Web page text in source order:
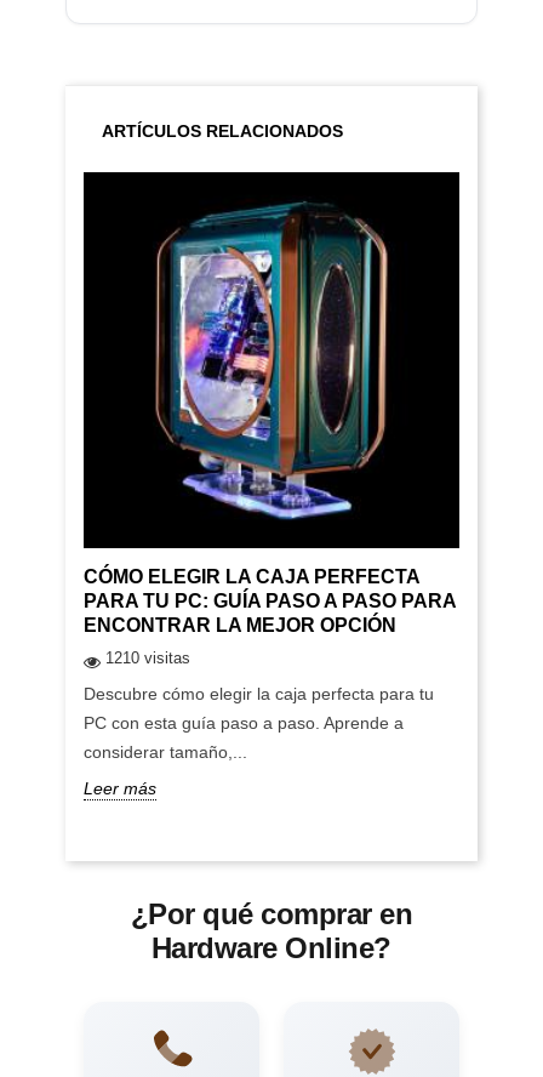
ARTÍCULOS RELACIONADOS
CÓMO ELEGIR LA CAJA PERFECTA
PARA TU PC: GUÍA PASO A PASO PARA
ENCONTRAR LA MEJOR OPCIÓN
1210 visitas
Descubre cómo elegir la caja perfecta para tu
PC con esta guía paso a paso. Aprende a
considerar tamaño,...
Leer más
¿Por qué comprar en
Hardware Online?